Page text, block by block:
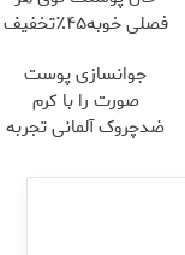
فصلی خوبه۴۵٪تخفیف
جوانسازی پوست
صورت را با کرم
ضدچروک آلمانی تجربه